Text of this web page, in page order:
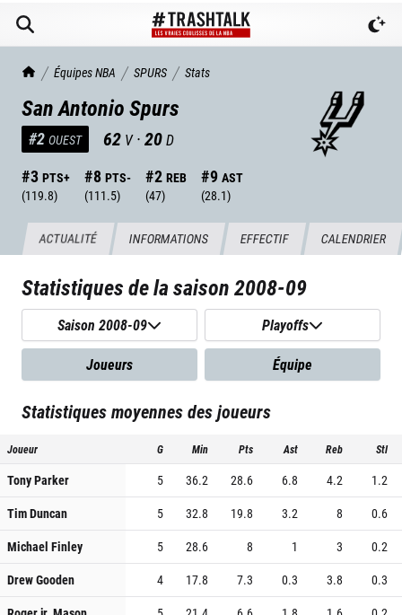
TrashTalk Actu NBA
Équipes NBA SPURS Stats
San Antonio Spurs
#2 OUEST 62 V ·20D
#3 PTS+
(119.8)
#8 PTS-
(111.5)
#2 REB
(47)
#9 AST
(28.1)
ACTUALITÉ INFORMATIONS EFFECTIF CALENDRIER
Statistiques de la saison2008-09
Saison 2008-09 Playoffs
Joueurs Équipe
Statistiques moyennes des joueurs
Joueur G Min Pts Ast Reb Stl
Tony Parker 5 36.2 28.6 6.8 4.2
1.2
Tim Duncan
5 32.8 19.8 3.2 8
0.6
Michael Finley
5 28.6 8 1 3
0.2
Drew Gooden
4 17.8 7.3 0.3 3.8
0.3